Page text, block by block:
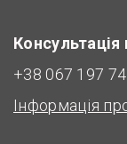
Консультація
+38 067 197
Інформація